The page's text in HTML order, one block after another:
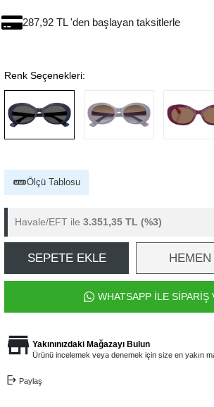
287,92 TL 'den başlayan taksitlerle
Renk Seçenekleri:
Ölçü Tablosu
Havale/EFT ile 3.351,35 TL (%3)
SEPETE EKLE HEMEN
WHATSAPP İLE SİPARİŞ
Yakınınızdaki Mağazayı Bulun
Ürünü incelemek veya denemek için size en yakın
Paylaş